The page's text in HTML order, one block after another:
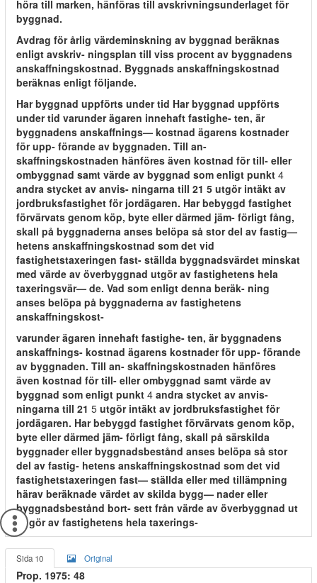
höra till marken, hänföras till avskrivningsunderlaget för
byggnad.
Avdrag för årlig värdeminskning av byggnad beräknas
enligt avskriv- ningsplan till viss procent av byggnadens
anskaffningskostnad. Byggnads anskaffningskostnad
beräknas enligt följande.
Har byggnad uppförts under tid Har byggnad uppförts
under tid varunder ägaren innehaft fastighe- ten, är
byggnadens anskaffnings— kostnad ägarens kostnader
för upp- förande av byggnaden. Till an-
skaffningskostnaden hänföres även kostnad för till- eller
ombyggnad samt värde av byggnad som enligt punkt 4
andra stycket av anvis- ningarna till 21 5 utgör intäkt av
jordbruksfastighet för jordägaren. Har bebyggd fastighet
förvärvats genom köp, byte eller därmed jäm- förligt fång,
skall på byggnaderna anses belöpa så stor del av fastig—
hetens anskaffningskostnad som det vid
fastighetstaxeringen fast- ställda byggnadsvärdet minskat
med värde av överbyggnad utgör av fastighetens hela
taxeringsvär— de. Vad som enligt denna beräk- ning
anses belöpa på byggnaderna av fastighetens
anskaffningskost-
varunder ägaren innehaft fastighe- ten, är byggnadens
anskaffnings- kostnad ägarens kostnader för upp- förande
av byggnaden. Till an- skaffningskostnaden hänföres
även kostnad för till- eller ombyggnad samt värde av
byggnad som enligt punkt 4 andra stycket av anvis-
ningarna till 21 5 utgör intäkt av jordbruksfastighet för
jordägaren. Har bebyggd fastighet förvärvats genom köp,
byte eller därmed jäm- förligt fång, skall på särskilda
byggnader eller byggnadsbestånd anses belöpa så stor
del av fastig- hetens anskaffningskostnad som det vid
fastighetstaxeringen fast— ställda eller med tillämpning
härav beräknade värdet av skilda bygg— nader eller
byggnadsbestånd bort- sett från värde av överbyggnad ut
— gör av fastighetens hela taxerings-
Sida 10 Original
Prop. 1975: 48